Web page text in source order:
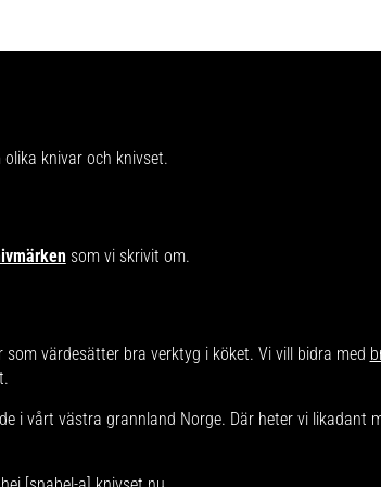
knivar och knivset.
som vi skrivit om.
värdesätter bra verktyg i köket. Vi vill bidra med
i vårt västra grannland Norge. Där heter vi likadant